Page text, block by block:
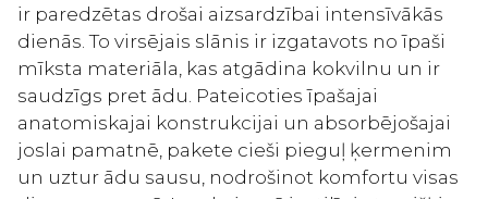
ir paredzētas drošai aizsardzībai intensīvākās
dienās. To virsējais slānis ir izgatavots no īpaši
mīksta materiāla, kas atgādina kokvilnu un ir
saudzīgs pret ādu. Pateicoties īpašajai
anatomiskajai konstrukcijai un absorbējošajai
joslai pamatnē, pakete cieši pieguļ ķermenim
un uztur ādu sausu, nodrošinot komfortu visas